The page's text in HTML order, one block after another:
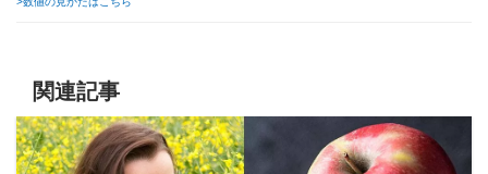
関連記事